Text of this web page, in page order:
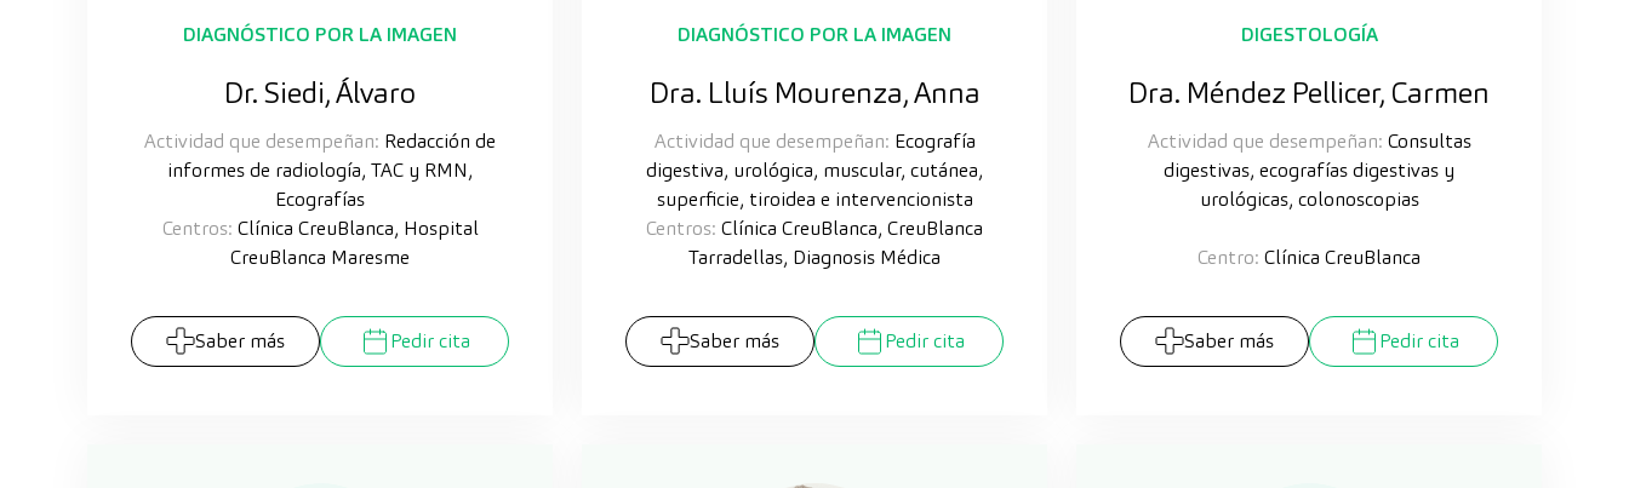
DIAGNÓSTICO POR LA IMAGEN
Dr. Siedi, Álvaro
Actividad que desempeñan: Redacción de
informes de radiología, TAC y RMN,
Ecografías
Centros: Clínica CreuBlanca, Hospital
CreuBlanca Maresme
Saber más Pedir cita
DIAGNÓSTICO POR LA IMAGEN
Dra. Lluís Mourenza, Anna
Actividad que desempeñan: Ecografía
digestiva, urológica, muscular, cutánea,
superficie, tiroidea e intervencionista
Centros: Clínica CreuBlanca, CreuBlanca
Tarradellas, Diagnosis Médica
Saber más Pedir cita
DIGESTOLOGÍA
Dra. Méndez Pellicer, Carmen
Actividad que desempeñan: Consultas
digestivas, ecografías digestivas y
urológicas, colonoscopias
Centro: Clínica CreuBlanca
Saber más Pedir cita